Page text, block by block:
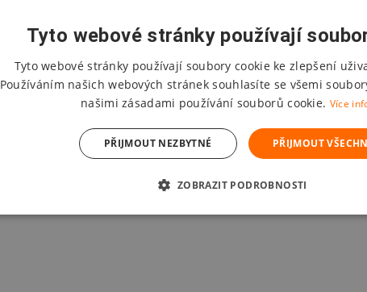
Tyto webové stránky používají
Tyto webové stránky používají soubory cookie ke zlepšení
Používáním našich webových stránek souhlasíte se všemi
našimi zásadami používání souborů cookie. Více
PŘIJMOUT
PŘIJMOUT NEZBYTNÉ
ZOBRAZIT PODROBNOSTI